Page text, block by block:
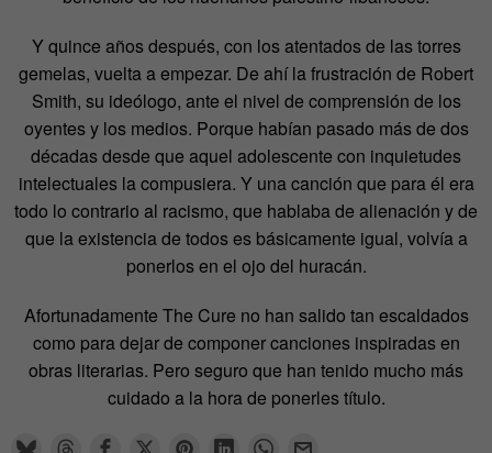
Y quince años después, con los atentados de las torres
gemelas, vuelta a empezar. De ahí la frustración de Robert
Smith, su ideólogo, ante el nivel de comprensión de los
oyentes y los medios. Porque habían pasado más de dos
décadas desde que aquel adolescente con inquietudes
intelectuales la compusiera. Y una canción que para él era
todo lo contrario al racismo, que hablaba de alienación y de
que la existencia de todos es básicamente igual, volvía a
ponerlos en el ojo del huracán.
Afortunadamente The Cure no han salido tan escaldados
como para dejar de componer canciones inspiradas en
obras literarias. Pero seguro que han tenido mucho más
cuidado a la hora de ponerles título.